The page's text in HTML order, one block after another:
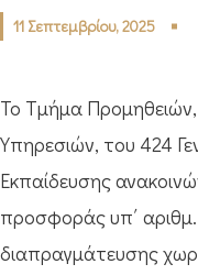
11 Σεπτεμβρίου, 2025
Το Τμήμα Προμηθειών,
Υπηρεσιών, του 424
Εκπαίδευσης
προσφοράς υπ΄
διαπραγμάτευσης